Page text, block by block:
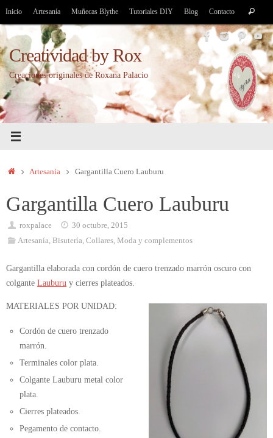
Saltar
contenido
Inicio Artesanía Muñecas Blythe Tutoriales DIY Blog Contacto Buscar
Creatividad by Rox
Creaciones originales de Roxana Palacio
InicioArtesanía Gargantilla Cuero Lauburu
Gargantilla Cuero Lauburu
roxpalace
30 octubre, 2015
Artesanía, Bisutería, Collares, Moda y complementos
Gargantilla elaborada con cordón de cuero trenzado marrón oscuro con
colgante Lauburu y cierres plateados.
MATERIALES POR UNIDAD:
Cordón de cuero trenzado
marrón.
Terminales color plata.
Colgante Lauburu metal color
plata.
Cierres plateados.
Pegamento de contacto.